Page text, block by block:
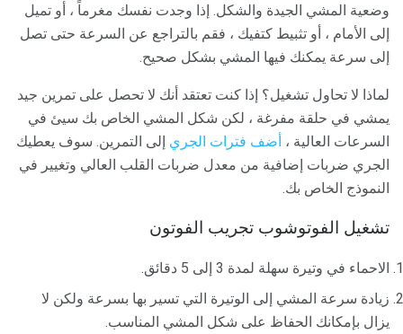
وضعية المشي الجيدة والشكل. إذا وجدت نفسك مغرماً ، أو تميل
إلى الأمام ، أو تثبيط كتفيك ، فقم بالتراجع عن السرعة حتى تصل
إلى سرعة يمكنك فيها المشي بشكل صحيح.
لماذا لا تحاول تشغيل؟ إذا كنت تعتقد أنك لا تحصل على تمرين جيد
يمشي في حلقة مفرغة ، لكن شكل المشي الخاص بك سيئ في
السرعات العالية ، أضف فترات الجري إلى التمرين. سوف يعطيك
الجري ضربات إضافية من معدل ضربات القلب العالي وتغيير في
النموذج الخاص بك.
تشغيل الفوتوشوب تجريب الفوتون
الاحماء في وتيرة سهلة لمدة 3 إلى 5 دقائق.
زيادة سرعة المشي إلى الوتيرة التي تسير بها بسرعة ولكن لا
يزال بإمكانك الحفاظ على شكل المشي المناسب.